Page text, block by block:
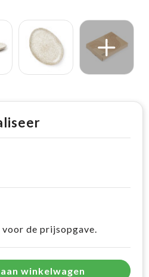
de prijsopgave.
winkelwagen